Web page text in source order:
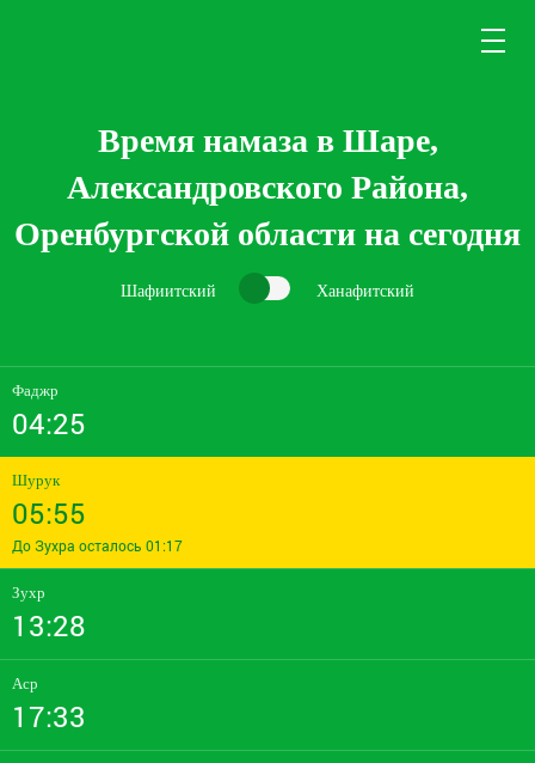
Время намаза в Шаре,
Александровского Района,
Оренбургской области на сегодня
Шафиитский Ханафитский
Фаджр
04:25
Шурук
05:55
До Зухра осталось 01:17
Зухр
13:28
Аср
17:33